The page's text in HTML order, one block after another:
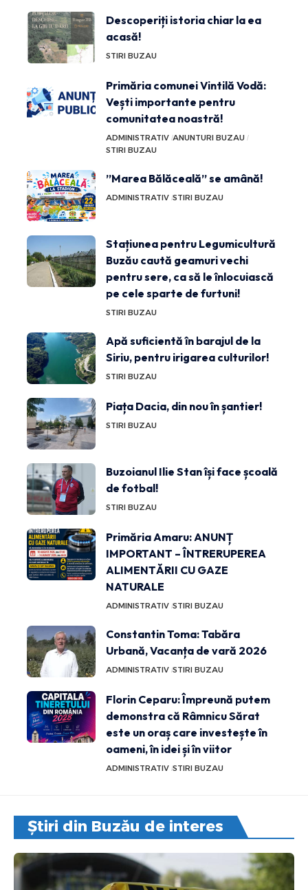
Descoperiți istoria chiar la ea
acasă!
STIRI BUZAU
Primăria comunei Vintilă Vodă:
Vești importante pentru
comunitatea noastră!
ADMINISTRATIV ANUNTURI BUZAU
STIRI BUZAU
”Marea Bălăceală” se amână!
ADMINISTRATIV STIRI BUZAU
Stațiunea pentru Legumicultură
Buzău caută geamuri vechi
pentru sere, ca să le înlocuiască
pe cele sparte de furtuni!
STIRI BUZAU
Apă suficientă în barajul de la
Siriu, pentru irigarea culturilor!
STIRI BUZAU
Piața Dacia, din nou în șantier!
STIRI BUZAU
Buzoianul Ilie Stan își face școală
de fotbal!
STIRI BUZAU
Primăria Amaru: ANUNȚ
IMPORTANT – ÎNTRERUPEREA
ALIMENTĂRII CU GAZE
NATURALE
ADMINISTRATIV STIRI BUZAU
Constantin Toma: Tabăra
Urbană, Vacanța de vară 2026
ADMINISTRATIV STIRI BUZAU
Florin Ceparu: Împreună putem
demonstra că Râmnicu Sărat
este un oraș care investește în
oameni, în idei și în viitor
ADMINISTRATIV STIRI BUZAU
Știri din Buzău de interes